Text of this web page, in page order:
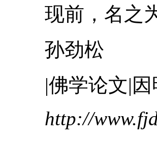
现前，名之
孙劲松
|佛学论文|因
http://